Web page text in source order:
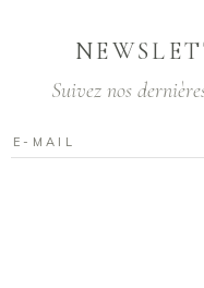
Suivez nos